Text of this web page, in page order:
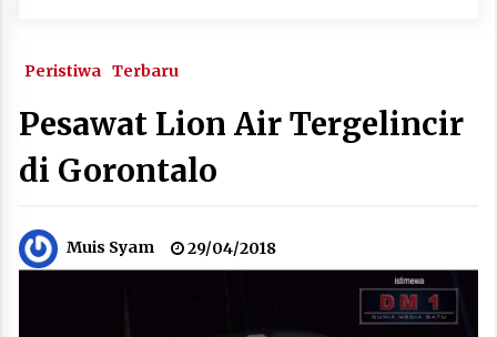
Peristiwa Terbaru
Pesawat Lion Air Tergelincir
di Gorontalo
Muis Syam 29/04/2018